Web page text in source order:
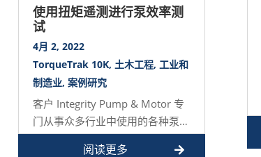
使用扭矩遥测进行泵效率测
试
4月 2, 2022
TorqueTrak 10K, 土木工程, 工业和
制造业, 案例研究
客户 Integrity Pump & Motor 专
门从事众多行业中使用的各种泵的
设计、制造和测试。…
阅读更多